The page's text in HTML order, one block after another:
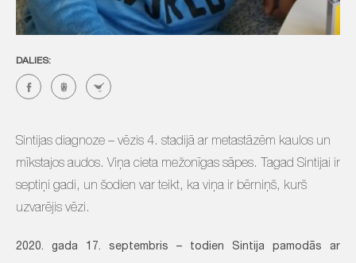
DALIES:
Sintijas diagnoze – vēzis 4. stadijā ar metastāzēm kaulos un
mīkstajos audos. Viņa cieta mežonīgas sāpes. Tagad Sintijai ir
septiņi gadi, un šodien var teikt, ka viņa ir bērniņš, kurš
uzvarējis vēzi.
2020. gada 17. septembris – todien Sintija pamodās ar